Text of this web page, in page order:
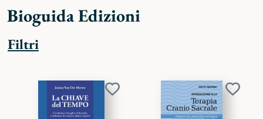
Bioguida Edizioni
Filtri
Aggiungi